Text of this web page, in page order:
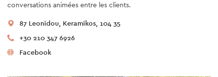
conversations animées entre les clients.
87 Leonidou, Keramikos, 104 35
+30 210 347 6926
Facebook